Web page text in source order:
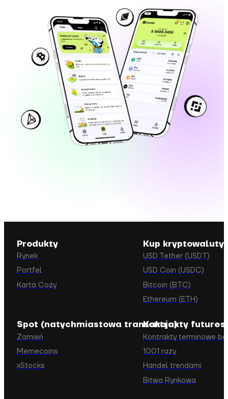
Produkty
Rynek
Portfel
Karta Cozy
Kup kryptowaluty
USD Tether (USDT)
USD Coin (USDC)
Bitcoin (BTC)
Ethereum (ETH)
Spot (natychmiastowa transakcja)
Zamień
Memecoins
xStocks
Kontrakty futures
Kontrakty terminowe
1001 razy
Handel trendami
Bitwa Rynkowa